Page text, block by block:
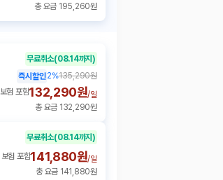
총 요금 195,260원
무료취소(08.14까지)
즉시할인2%135,290원
보험 포함132,290원/일
총 요금 132,290원
무료취소(08.14까지)
보험 포함141,880원/일
총 요금 141,880원